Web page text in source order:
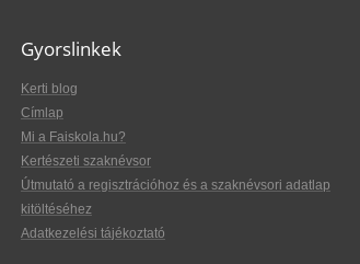
Gyorslinkek
Kerti blog
Címlap
Mi a Faiskola.hu?
Kertészeti szaknévsor
Útmutató a regisztrációhoz és a szaknévsori adatlap
kitöltéséhez
Adatkezelési tájékoztató